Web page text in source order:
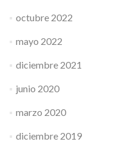
octubre 2022
mayo 2022
diciembre 2021
junio 2020
marzo 2020
diciembre 2019